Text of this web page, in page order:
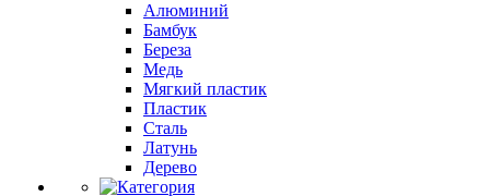
Алюминий
Бамбук
Береза
Медь
Мягкий пластик
Пластик
Сталь
Латунь
Дерево